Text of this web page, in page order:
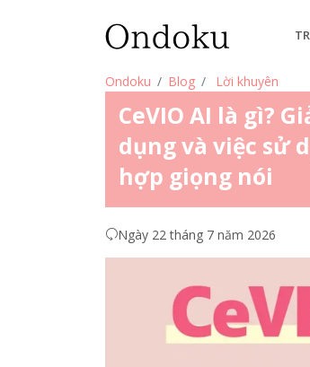
Ondoku Blog Lời khuyên
CeVIO AI là gì?
dụng và việc sử
hợp giọng nói
Ngày 22 tháng 7 năm 2026